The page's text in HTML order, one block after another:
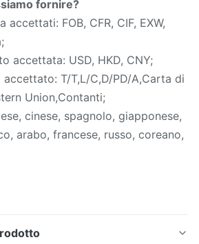
fornire?
accettati: FOB, CFR, CIF, EXW,
accettata: USD, HKD, CNY;
T/T,L/C,D/PD/A,Carta di
Union,Contanti;
cinese, spagnolo, giapponese,
arabo, francese, russo, coreano,